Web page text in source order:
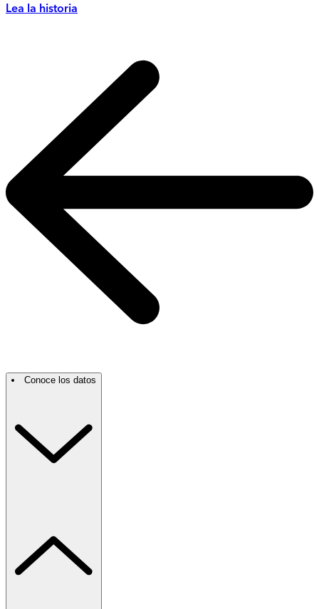
Lea la historia
Conoce los datos